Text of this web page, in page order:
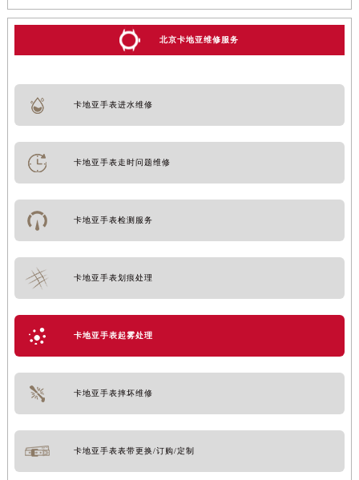
北京卡地亚维修服务
卡地亚手表进水维修
卡地亚手表走时问题维修
卡地亚手表检测服务
卡地亚手表划痕处理
卡地亚手表起雾处理
卡地亚手表摔坏维修
卡地亚手表表带更换/订购/定制